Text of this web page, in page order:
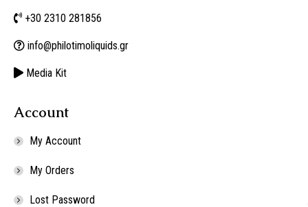
+30 2310 281856
info@philotimoliquids.gr
Media Kit
Account
My Account
My Orders
Lost Password